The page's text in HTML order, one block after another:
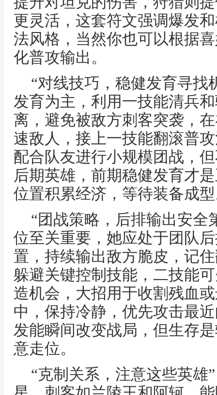
更灵活，这套符文强调爆发
法风格，当然你也可以根据
化普攻输出。
“对线技巧，稳健发育寻找
发育为主，利用一技能清兵
离，避免被敌方刺客突袭，
速敌人，接上一技能翻滚普
配合队友进行小规模团战，
后期英雄，前期稳健发育才
位置积累经济，等待装备成
“团战策略，后排输出安全
位至关重要，她应处于团队
置，持续输出敌方脆皮，记
躲避关键控制技能，二技能
造机会，大招用于收割残血
中，保持冷静，优先攻击最
发能瞬间改变战局，但生存
意走位。
“克制关系，注意这些英雄